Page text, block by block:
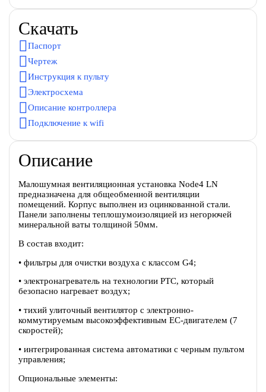
Скачать
Паспорт
Чертеж
Инструкция к пульту
Электросхема
Описание контроллера
Подключение к wifi
Описание
Малошумная вентиляционная установка Node4 LN
предназначена для общеобменной вентиляции
помещений. Корпус выполнен из оцинкованной стали.
Панели заполнены теплошумоизоляцией из негорючей
минеральной ваты толщиной 50мм.
В состав входит:
• фильтры для очистки воздуха с классом G4;
• электронагреватель на технологии PTC, который
безопасно нагревает воздух;
• тихий улиточный вентилятор c электронно-
коммутируемым высокоэффективным EC-двигателем (7
скоростей);
• интегрированная система автоматики с черным пультом
управления;
Опциональные элементы: